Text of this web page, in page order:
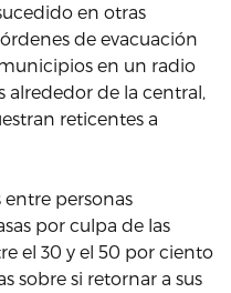
en otras
de evacuación
en un radio
de la central,
reticentes a
entre personas
por culpa de las
el 30 y el 50 por ciento
sobre si retornar a sus